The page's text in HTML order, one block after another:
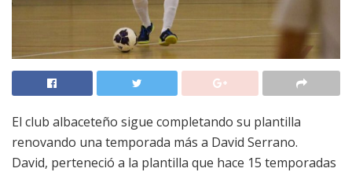
El club albaceteño sigue completando su plantilla
renovando una temporada más a David Serrano.
David, perteneció a la plantilla que hace 15 temporadas